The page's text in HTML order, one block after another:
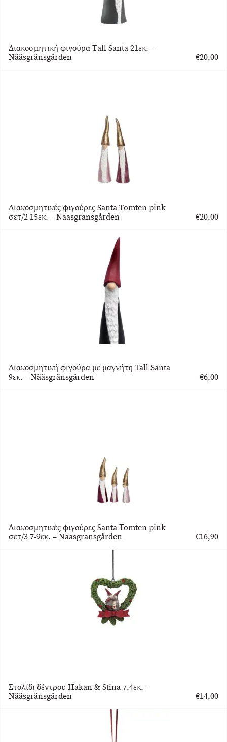
Διακοσμητική φιγούρα Τall Santa 21εκ. –
Nääsgränsgården
€20,00
Διακοσμητικές φιγούρες Santa Tomten pink
σετ/2 15εκ. – Nääsgränsgården
€20,00
Διακοσμητική φιγούρα με μαγνήτη Tall Santa
9εκ. – Nääsgränsgården
€6,00
Διακοσμητικές φιγούρες Santa Tomten pink
σετ/3 7-9εκ. – Nääsgränsgården
€16,90
Στολίδι δέντρου Hakan & Stina 7,4εκ. –
Nääsgränsgården
€14,00